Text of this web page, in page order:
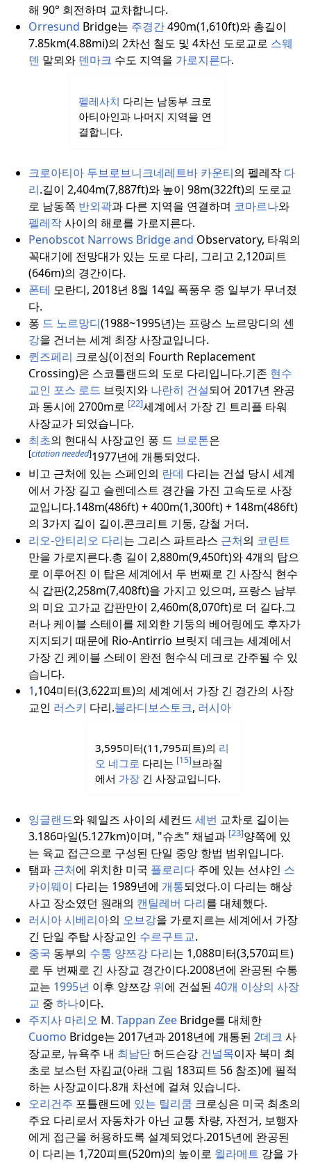
해 90° 회전하며 교차합니다.
Orresund Bridge는 주경간490m(1,610ft)와 총길이
7.85km(4.88mi)의 2차선 철도 및 4차선 도로교로 스웨
덴 말뫼와 덴마크 수도 지역을 가로지른다.
펠레사치 다리는 남동부 크로
아티아인과 나머지 지역을 연
결합니다.
크로아티아 두브로브니크네레트바 카운티의 펠레작 다
리.길이 2,404m(7,887ft)와 높이 98m(322ft)의 도로교
로 남동쪽 반외곽과 다른 지역을 연결하며 코마르나와
펠레작사이의 해로를 가로지른다.
Penobscot Narrows Bridge and Observatory, 타워의
꼭대기에 전망대가 있는 도로 다리, 그리고 2,120피트
(646m)의 경간이다.
폰테 모란디, 2018년 8월 14일 폭풍우 중 일부가 무너졌
다.
퐁 드 노르망디(1988~1995년)는 프랑스 노르망디의 센
강을 건너는 세계 최장 사장교입니다.
퀸즈페리 크로싱(이전의 Fourth Replacement
Crossing)은 스코틀랜드의 도로 다리입니다.기존 현수
교인 포스 로드 브릿지와 나란히 건설되어 2017년 완공
과 동시에 2700m로 [22]세계에서 가장 긴 트리플 타워
사장교가 되었습니다.
최초의 현대식 사장교인 퐁 드 브로톤은
[citation needed]1977년에 개통되었다.
비고 근처에 있는 스페인의 란데 다리는 건설 당시 세계
에서 가장 길고 슬렌데스트 경간을 가진 고속도로 사장
교입니다.148m(486ft) + 400m(1,300ft) + 148m(486ft)
의 3가지 길이 길이.콘크리트 기둥, 강철 거더.
리오-안티리오 다리는 그리스 파트라스 근처의 코린트
만을 가로지른다.총 길이 2,880m(9,450ft)와 4개의 탑으
로 이루어진 이 탑은 세계에서 두 번째로 긴 사장식 현수
식 갑판(2,258m(7,408ft)을 가지고 있으며, 프랑스 남부
의 미요 고가교 갑판만이 2,460m(8,070ft)로 더 길다.그
러나 케이블 스테이를 제외한 기둥의 베어링에도 후자가
지지되기 때문에 Rio-Antirrio 브릿지 데크는 세계에서
가장 긴 케이블 스테이 완전 현수식 데크로 간주될 수 있
습니다.
1,104미터(3,622피트)의 세계에서 가장 긴 경간의 사장
교인 러스키 다리.블라디보스토크, 러시아
3,595미터(11,795피트)의 리
오 네그로 다리는 [15]브라질
에서 가장 긴 사장교입니다.
잉글랜드와 웨일즈 사이의 세컨드 세번 교차로 길이는
3.186마일(5.127km)이며, "슈츠" 채널과 [23]양쪽에 있
는 육교 접근으로 구성된 단일 중앙 항법 범위입니다.
탬파 근처에 위치한 미국 플로리다주에 있는 선샤인 스
카이웨이 다리는 1989년에 개통되었다.이 다리는 해상
사고 장소였던 원래의 캔틸레버 다리를 대체했다.
러시아 시베리아의 오브강을 가로지르는 세계에서 가장
긴 단일 주탑 사장교인 수르구트교.
중국 동부의 수퉁 양쯔강 다리는 1,088미터(3,570피트)
로 두 번째로 긴 사장교 경간이다.2008년에 완공된 수통
교는 1995년 이후 양쯔강 위에 건설된 40개 이상의 사장
교 중 하나이다.
주지사 마리오 M. Tappan ZeeBridge를 대체한
Cuomo Bridge는 2017년과 2018년에 개통된 2데크 사
장교로, 뉴욕주 내 최남단허드슨강 건널목이자 북미 최
초로 보스턴 자킴교(아래 그림 183피트 56 참조)에 필적
하는 사장교이다.8개 차선에 걸쳐 있습니다.
오리건주 포틀랜드에 있는 틸리쿰 크로싱은 미국 최초의
주요 다리로서 자동차가 아닌 교통 차량, 자전거, 보행자
에게 접근을 허용하도록 설계되었다.2015년에 완공된
이 다리는 1,720피트(520m)의 높이로 윌라메트 강을 가